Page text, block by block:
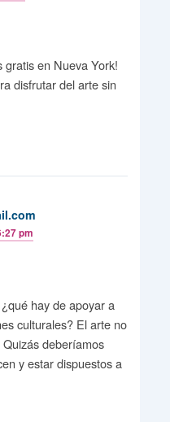
gratis en Nueva York!
disfrutar del arte sin
pm
hay de apoyar a
culturales? El arte no
deberíamos
y estar dispuestos a